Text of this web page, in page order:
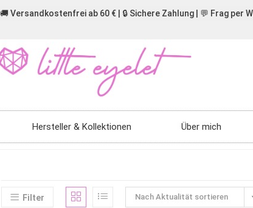
🚚 Versandkostenfrei ab 60 € | 🔒 Sichere Zahlung | 💬 Frag per
Hersteller & Kollektionen Über mich
Filter Nach Aktualität sortieren